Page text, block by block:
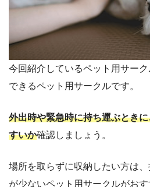
今回紹介しているペット用サー
できるペット用サークルです。
外出時や緊急時に持ち運ぶとき
すいか確認しましょう。
場所を取らずに収納したい方は
が少ないペット用サークルがおす